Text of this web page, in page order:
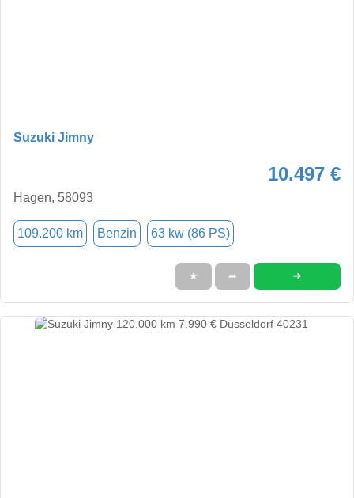
Suzuki Jimny
10.497 €
Hagen, 58093
109.200 km Benzin 63 kw (86 PS)
★ ➦ ➜